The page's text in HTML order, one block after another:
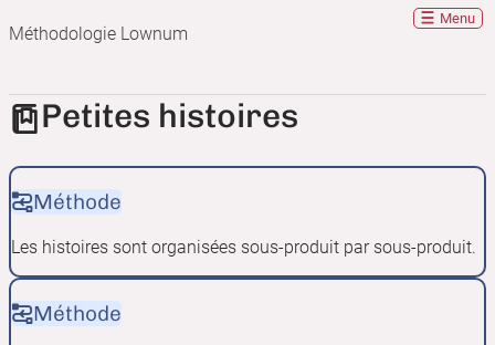
Méthodologie Lownum
Menu
Petites histoires
Méthode
Les histoires sont organisées sous-produit par sous-produit.
Méthode